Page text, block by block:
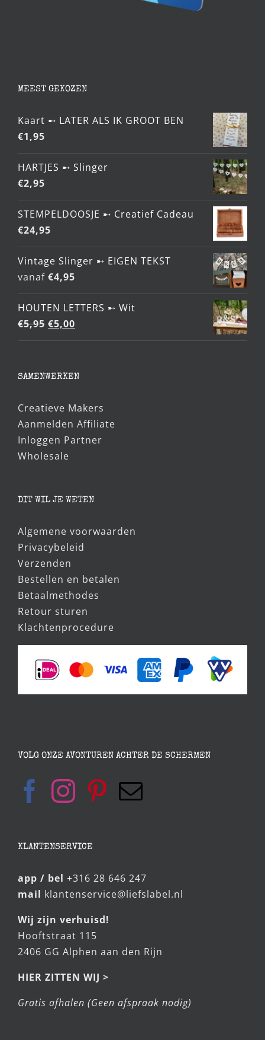
MEEST GEKOZEN
Kaart ➸ LATER ALS IK GROOT BEN
€1,95
HARTJES ➸ Slinger
€2,95
STEMPELDOOSJE ➸ Creatief Cadeau
€24,95
Vintage Slinger ➸ EIGEN TEKST
vanaf €4,95
HOUTEN LETTERS ➸ Wit
€5,95 Oorspronkelijke
prijs
€5,95.
€5,00
prijs
€5,00.
SAMENWERKEN
Creatieve Makers
Aanmelden Affiliate
Inloggen Partner
Wholesale
DIT WIL JE WETEN
Algemene voorwaarden
Privacybeleid
Verzenden
Bestellen en betalen
Betaalmethodes
Retour sturen
Klachtenprocedure
VOLG ONZE AVONTUREN ACHTER DE SCHERMEN
KLANTENSERVICE
app / bel +316 28 646 247
mail klantenservice@liefslabel.nl
Wij zijn verhuisd!
Hooftstraat 115
2406 GG Alphen aan den Rijn
HIER ZITTEN WIJ >
Gratis afhalen (Geen afspraak nodig)